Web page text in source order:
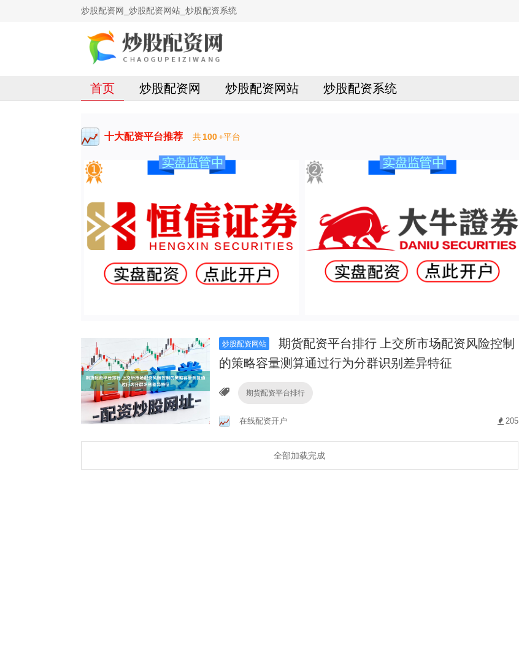
炒股配资网_炒股配资网站_炒股配资系统
首页 炒股配资网 炒股配资网站 炒股配资系统
十大配资平台推荐 共100+平台
炒股配资网站
期货配资平台排行 上交所市场配资风险控制
的策略容量测算通过行为分群识别差异特征
期货配资平台排行
在线配资开户 205
全部加载完成